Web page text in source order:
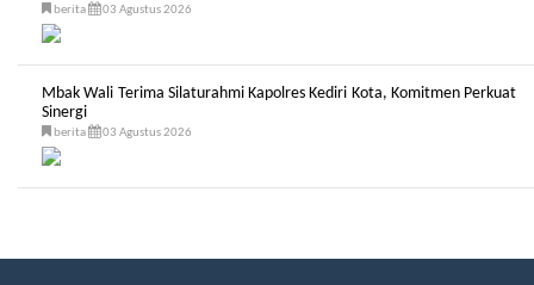
berita 03 Agustus 2026
Mbak Wali Terima Silaturahmi Kapolres Kediri Kota, Komitmen Perkuat
Sinergi
berita 03 Agustus 2026